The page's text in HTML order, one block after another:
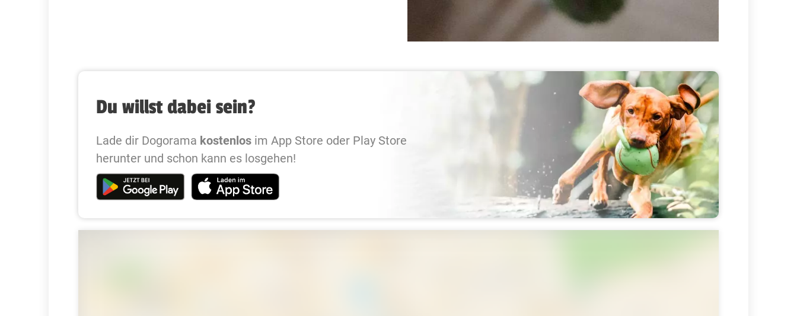
Du willst dabei sein?
Lade dir Dogorama kostenlos im App Store oder Play Store
herunter und schon kann es losgehen!